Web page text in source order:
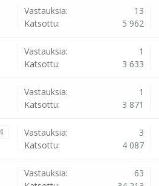
Vastauksia:
13
Katsottu:
5 962
Vastauksia:
1
Katsottu:
3 633
Vastauksia:
1
Katsottu:
3 871
Vastauksia:
3
Katsottu:
4 087
Vastauksia:
63